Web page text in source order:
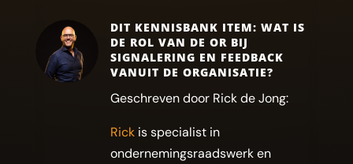
DIT KENNISBANK ITEM: WAT IS
DE ROL VAN DE OR BIJ
SIGNALERING EN FEEDBACK
VANUIT DE ORGANISATIE?
Geschreven door Rick de Jong:
Rickis specialist in
ondernemingsraadswerk en